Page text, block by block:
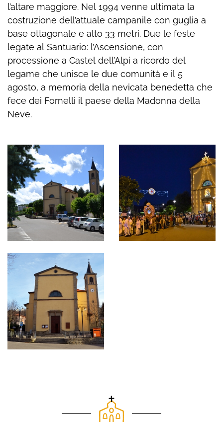
l’altare maggiore. Nel 1994 venne ultimata la
costruzione dell’attuale campanile con guglia a
base ottagonale e alto 33 metri. Due le feste
legate al Santuario: l’Ascensione, con
processione a Castel dell’Alpi a ricordo del
legame che unisce le due comunità e il 5
agosto, a memoria della nevicata benedetta che
fece dei Fornelli il paese della Madonna della
Neve.